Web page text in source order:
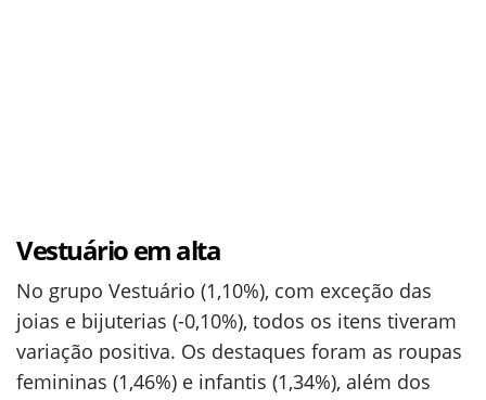
Vestuário em alta
No grupo Vestuário (1,10%), com exceção das
joias e bijuterias (-0,10%), todos os itens tiveram
variação positiva. Os destaques foram as roupas
femininas (1,46%) e infantis (1,34%), além dos